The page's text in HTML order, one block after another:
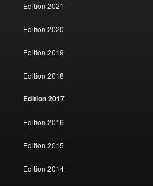
Edition 2021
Edition 2020
Edition 2019
Edition 2018
Edition 2017
Edition 2016
Edition 2015
Edition 2014